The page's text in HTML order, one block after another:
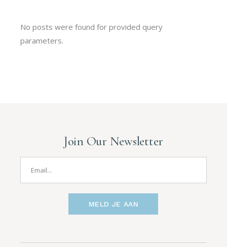
No posts were found for provided query
parameters.
Join Our Newsletter
MELD JE AAN